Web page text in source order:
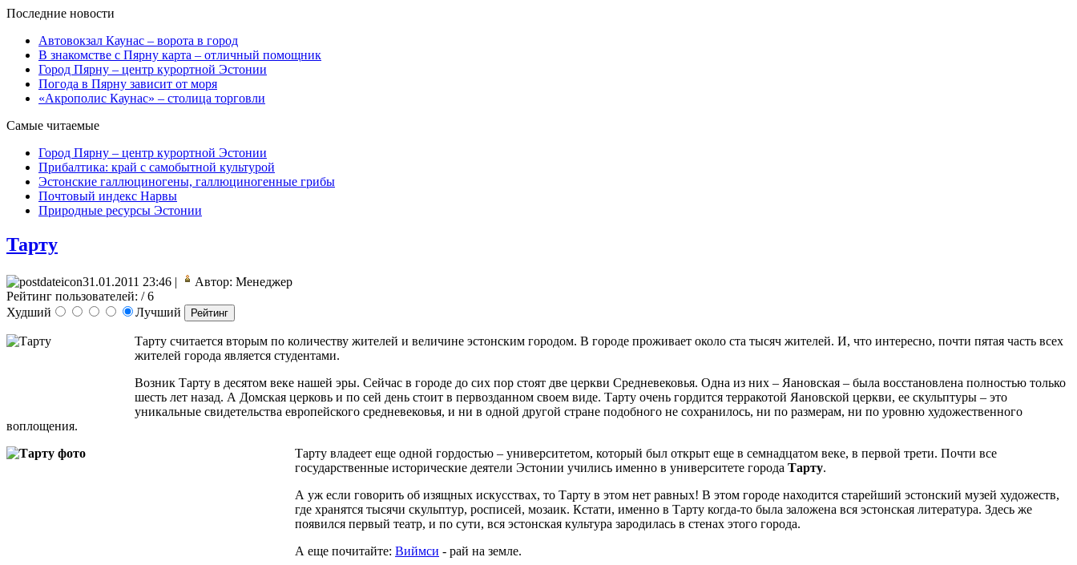
Последние новости
Автовокзал Каунас – ворота в город
В знакомстве с Пярну карта – отличный помощник
Город Пярну – центр курортной Эстонии
Погода в Пярну зависит от моря
«Акрополис Каунас» – столица торговли
Самые читаемые
Город Пярну – центр курортной Эстонии
Прибалтика: край с самобытной культурой
Эстонские галлюциногены, галлюциногенные грибы
Почтовый индекс Нарвы
Природные ресурсы Эстонии
Тарту
31.01.2011 23:46 |
Автор: Менеджер
Рейтинг пользователей: / 6
Худший
Лучший
Тарту считается вторым по количеству жителей и величине эстонским городом. В городе проживает около ста тысяч жителей. И, что интересно, почти пятая часть всех
жителей города является студентами.
Возник Тарту в десятом веке нашей эры. Сейчас в городе до сих пор стоят две церкви Средневековья. Одна из них – Яановская – была восстановлена полностью только
шесть лет назад. А Домская церковь и по сей день стоит в первозданном своем виде. Тарту очень гордится терракотой Яановской церкви, ее скульптуры – это
уникальные свидетельства европейского средневековья, и ни в одной другой стране подобного не сохранилось, ни по размерам, ни по уровню художественного
воплощения.
Тарту владеет еще одной гордостью – университетом, который был открыт еще в семнадцатом веке, в первой трети. Почти все
государственные исторические деятели Эстонии учились именно в университете города Тарту.
А уж если говорить об изящных искусствах, то Тарту в этом нет равных! В этом городе находится старейший эстонский музей художеств,
где хранятся тысячи скульптур, росписей, мозаик. Кстати, именно в Тарту когда-то была заложена вся эстонская литература. Здесь же
появился первый театр, и по сути, вся эстонская культура зародилась в стенах этого города.
А еще почитайте: Виймси - рай на земле.